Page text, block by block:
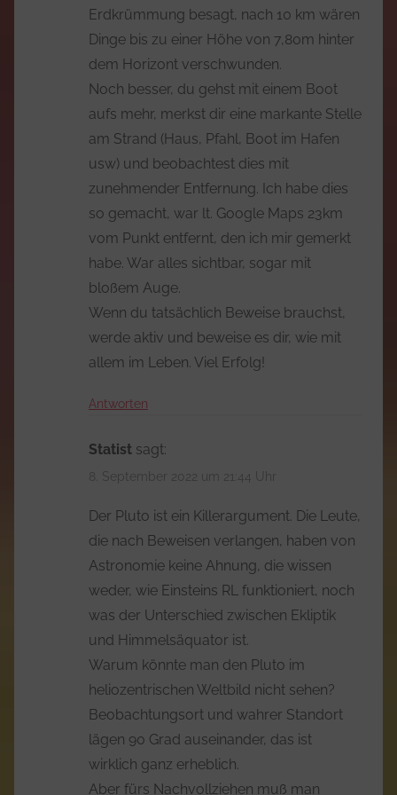
Erdkrümmung besagt, nach 10 km wären
Dinge bis zu einer Höhe von 7,80m hinter
dem Horizont verschwunden.
Noch besser, du gehst mit einem Boot
aufs mehr, merkst dir eine markante Stelle
am Strand (Haus, Pfahl, Boot im Hafen
usw) und beobachtest dies mit
zunehmender Entfernung. Ich habe dies
so gemacht, war lt. Google Maps 23km
vom Punkt entfernt, den ich mir gemerkt
habe. War alles sichtbar, sogar mit
bloßem Auge.
Wenn du tatsächlich Beweise brauchst,
werde aktiv und beweise es dir, wie mit
allem im Leben. Viel Erfolg!
Antworten
Statist sagt:
8. September 2022 um 21:44 Uhr
Der Pluto ist ein Killerargument. Die Leute,
die nach Beweisen verlangen, haben von
Astronomie keine Ahnung, die wissen
weder, wie Einsteins RL funktioniert, noch
was der Unterschied zwischen Ekliptik
und Himmelsäquator ist.
Warum könnte man den Pluto im
heliozentrischen Weltbild nicht sehen?
Beobachtungsort und wahrer Standort
lägen 90 Grad auseinander, das ist
wirklich ganz erheblich.
Aber fürs Nachvollziehen muß man